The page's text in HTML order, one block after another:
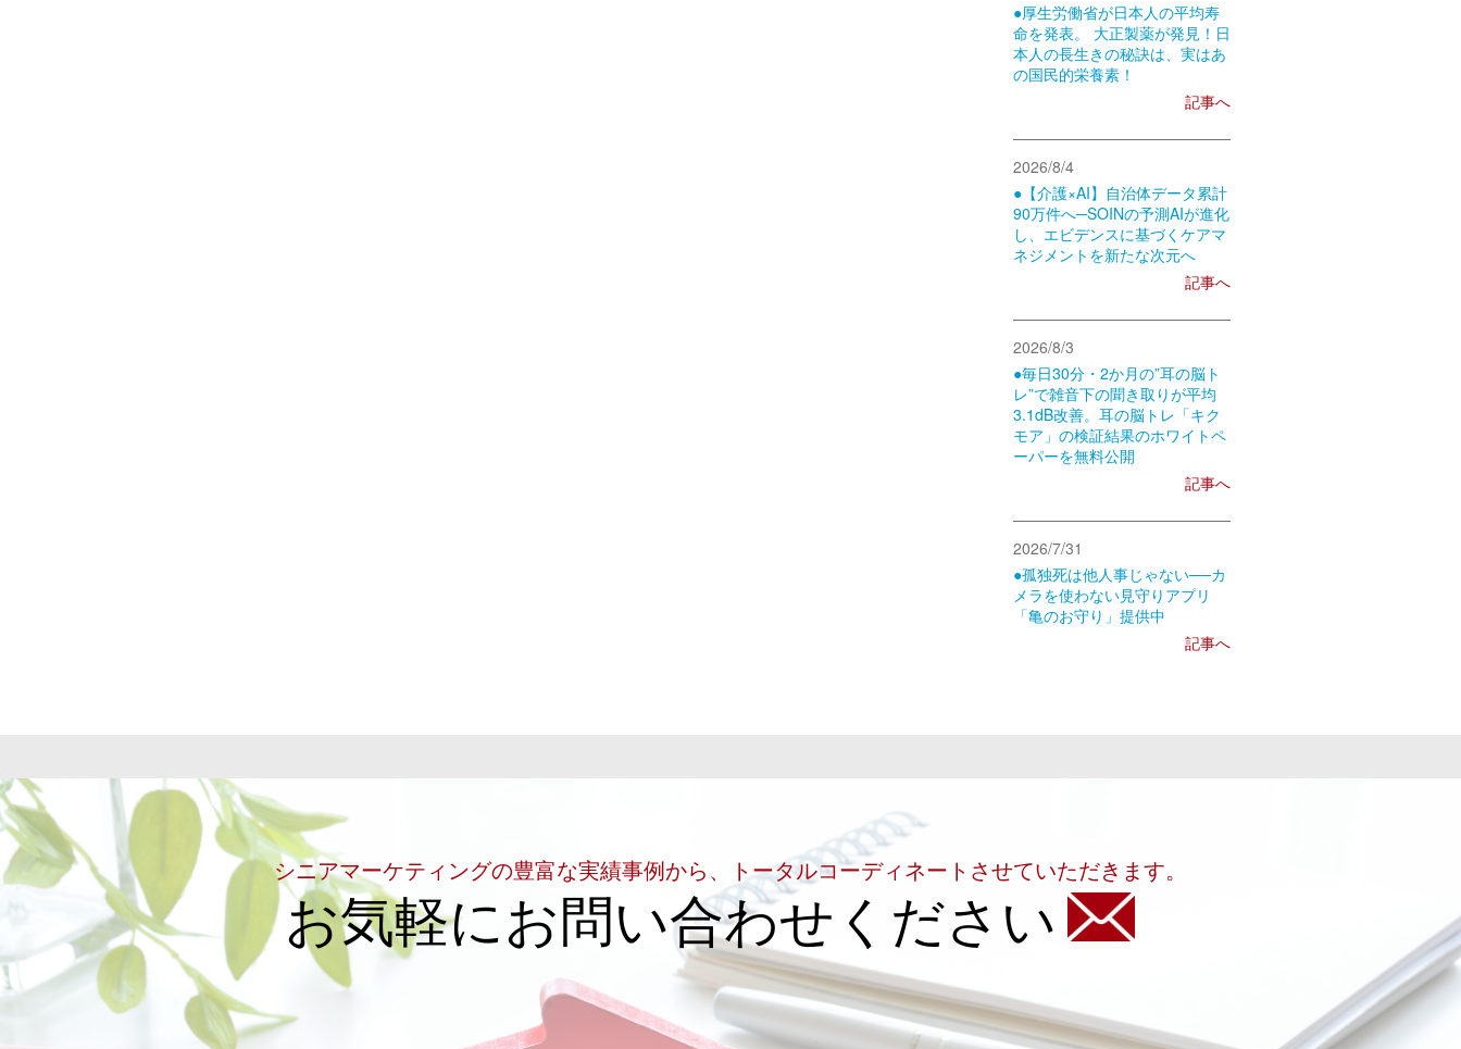
●厚生労働省が日本人の平均寿
命を発表。 大正製薬が発見！日
本人の長生きの秘訣は、実はあ
の国民的栄養素！
記事へ
2026/8/4
●【介護×AI】自治体データ累計
90万件へ─SOINの予測AIが進化
し、エビデンスに基づくケアマ
ネジメントを新たな次元へ
記事へ
2026/8/3
●毎日30分・2か月の”耳の脳ト
レ”で雑音下の聞き取りが平均
3.1dB改善。耳の脳トレ「キク
モア」の検証結果のホワイトペ
ーパーを無料公開
記事へ
2026/7/31
●孤独死は他人事じゃない──カ
メラを使わない見守りアプリ
「亀のお守り」提供中
記事へ
シニアマーケティングの豊富な実績事例から、トータルコーディネートさせていただきます。
お気軽にお問い合わせください